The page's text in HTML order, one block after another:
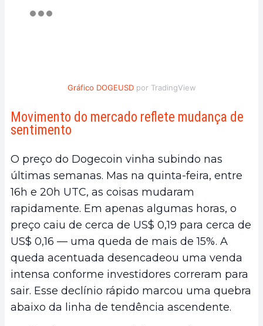
Gráfico DOGEUSDpor TradingView
Movimento do mercado reflete mudança de
sentimento
O preço do Dogecoin vinha subindo nas
últimas semanas. Mas na quinta-feira, entre
16h e 20h UTC, as coisas mudaram
rapidamente. Em apenas algumas horas, o
preço caiu de cerca de US$ 0,19 para cerca de
US$ 0,16 — uma queda de mais de 15%. A
queda acentuada desencadeou uma venda
intensa conforme investidores correram para
sair. Esse declínio rápido marcou uma quebra
abaixo da linha de tendência ascendente.